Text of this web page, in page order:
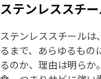
ステンレススチ
ステンレススチールは
るまで、あらゆるもの
るのか、理由は明らか